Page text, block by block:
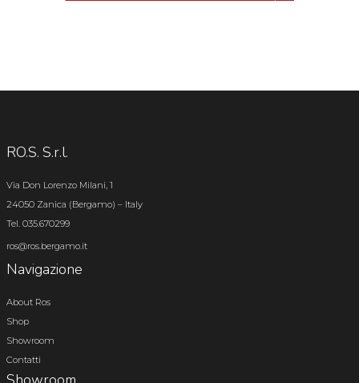
RO.S. S.r.l.
Via Don Lorenzo Milani, 1
24050 Zanica (Bergamo) – Italy
Tel. 035.670299
ros@ros.bergamo.it
Navigazione
About Ros
Shop
Showroom
Contatti